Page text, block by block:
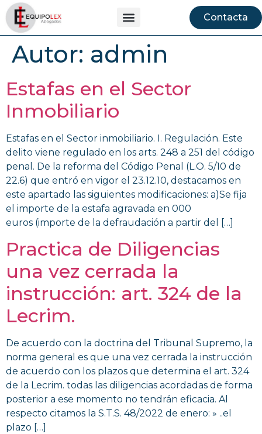
Contacta
Autor: admin
Estafas en el Sector
Inmobiliario
Estafas en el Sector inmobiliario. I. Regulación. Este
delito viene regulado en los arts. 248 a 251 del código
penal. De la reforma del Código Penal (L.O. 5/10 de
22.6) que entró en vigor el 23.12.10, destacamos en
este apartado las siguientes modificaciones: a)Se fija
el importe de la estafa agravada en 000
euros (importe de la defraudación a partir del […]
Practica de Diligencias
una vez cerrada la
instrucción: art. 324 de la
Lecrim.
De acuerdo con la doctrina del Tribunal Supremo, la
norma general es que una vez cerrada la instrucción
de acuerdo con los plazos que determina el art. 324
de la Lecrim. todas las diligencias acordadas de forma
posterior a ese momento no tendrán eficacia. Al
respecto citamos la S.T.S. 48/2022 de enero: » ..el
plazo […]